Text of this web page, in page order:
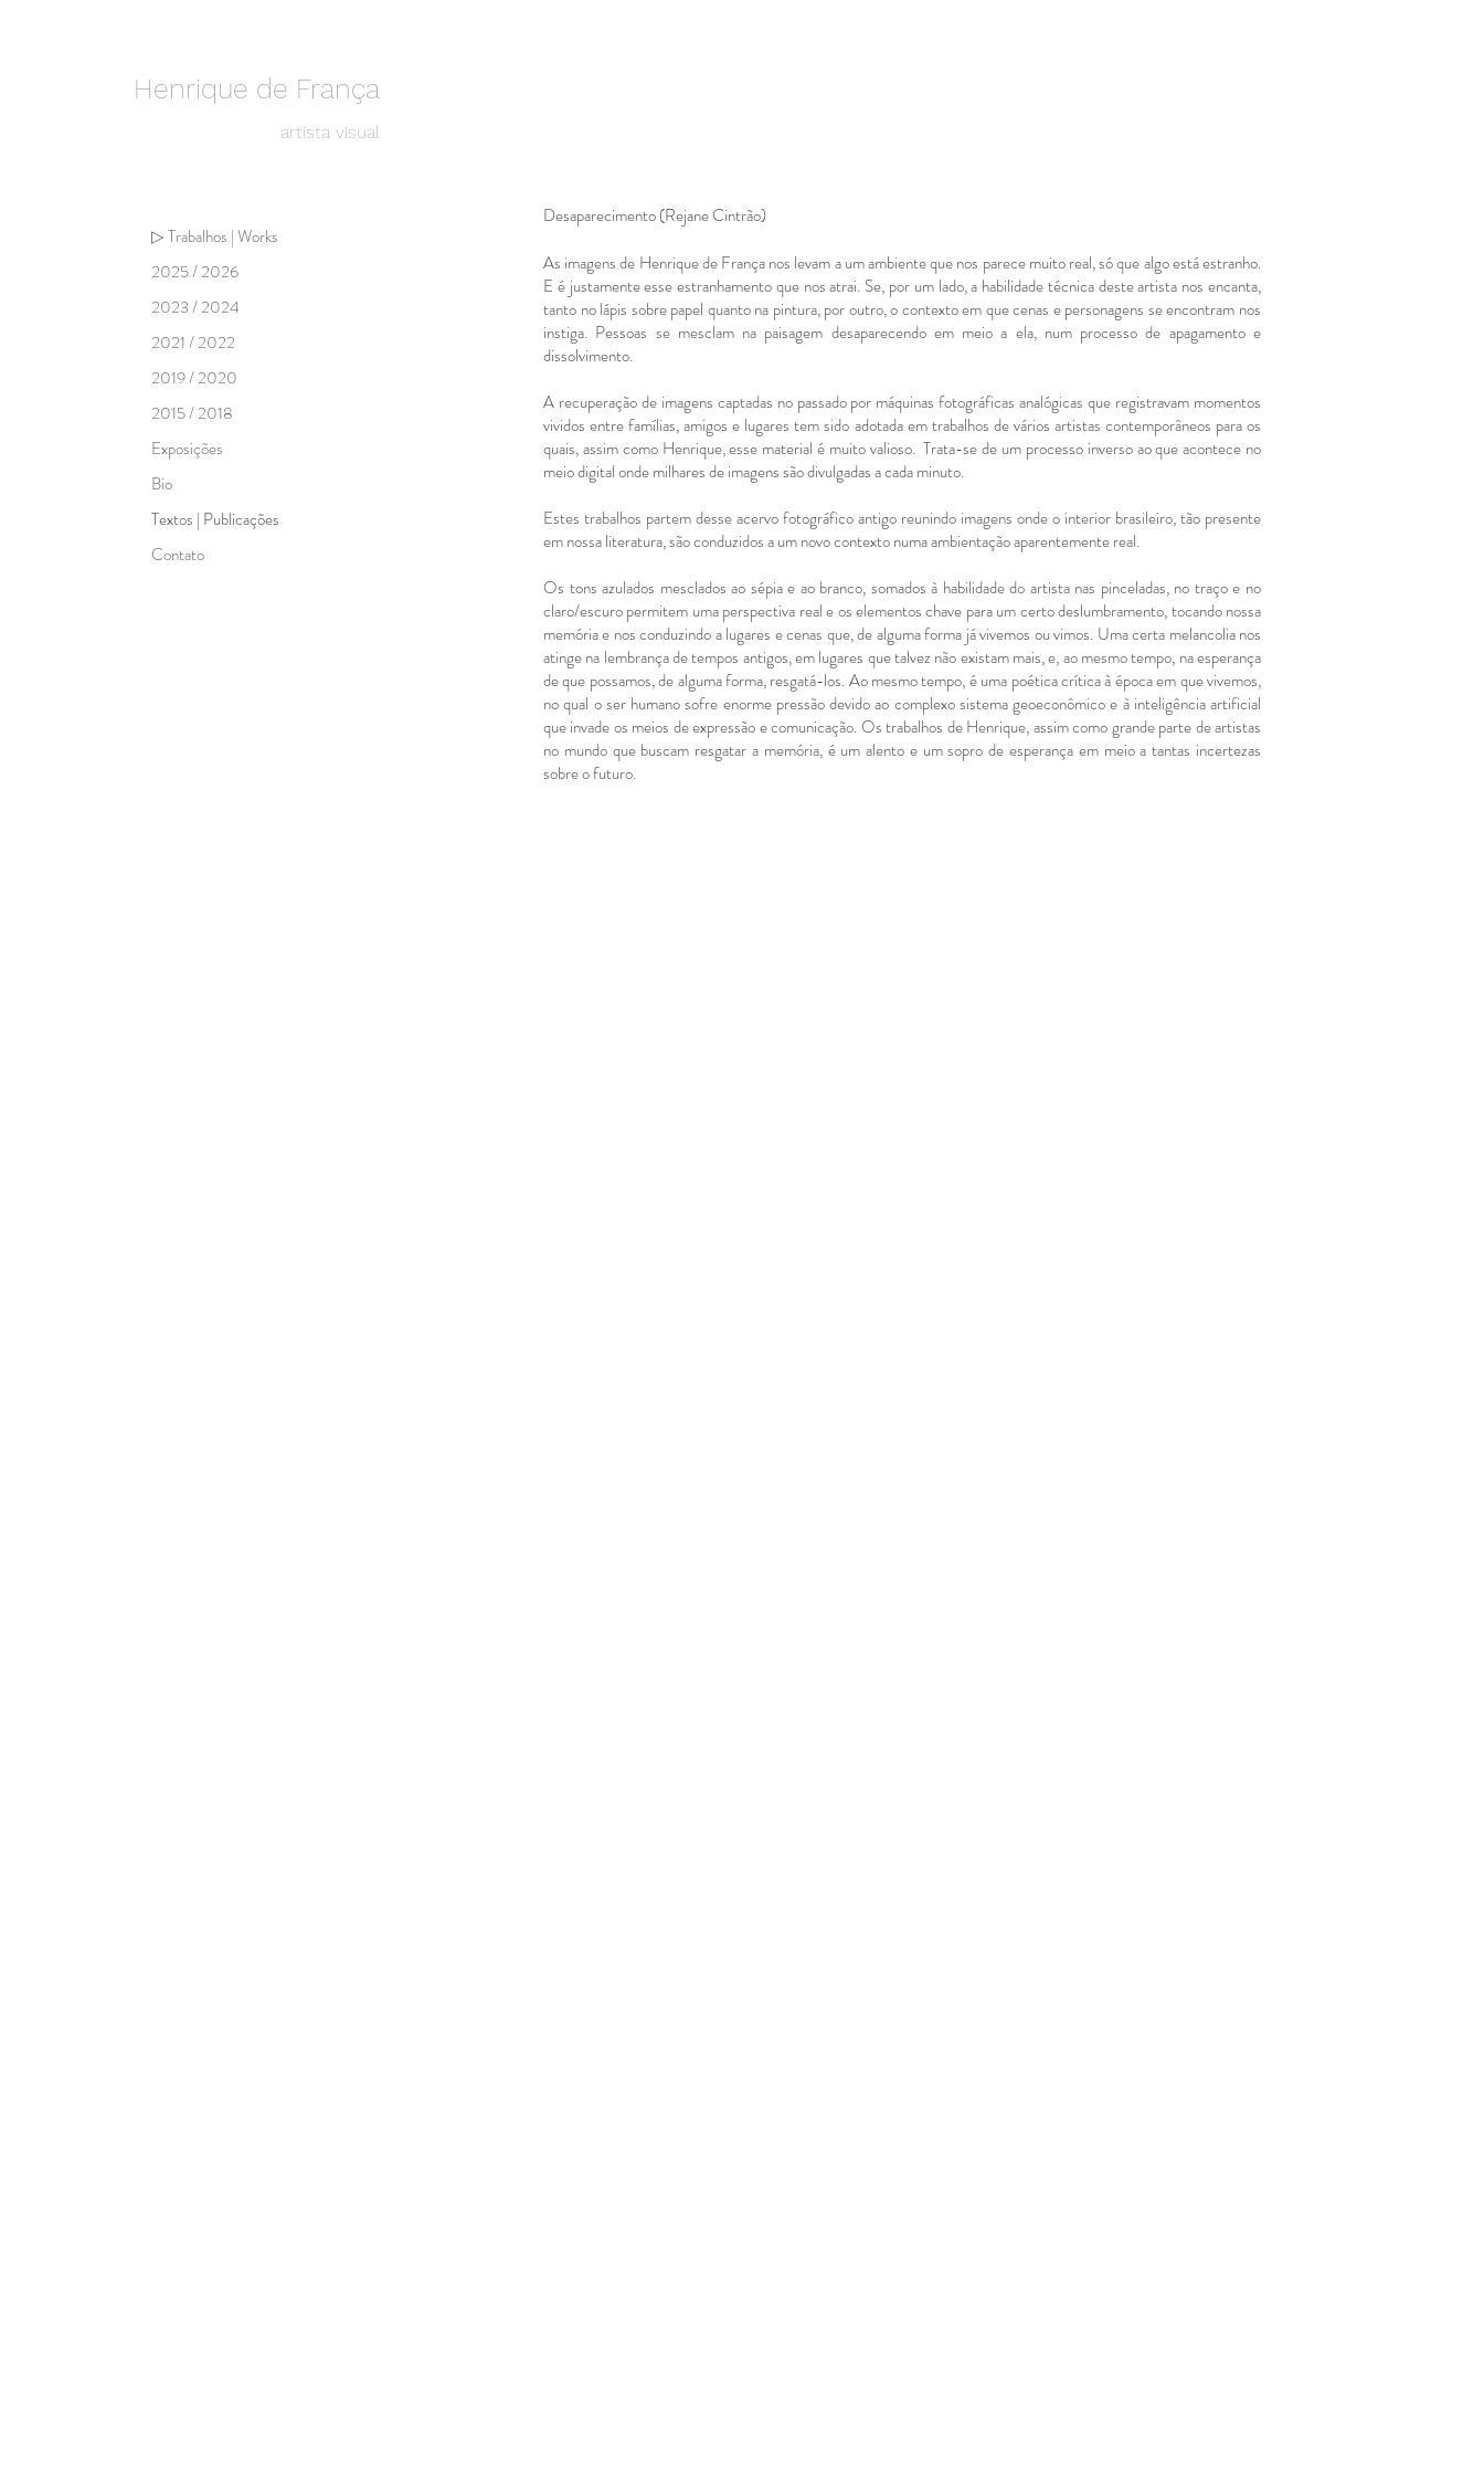
▷ Trabalhos | Works
2025 / 2026
2023 / 2024
2021 / 2022
2019 / 2020
2015 / 2018
Exposições
Bio
Textos | Publicações
Contato
Henrique de França
artista visual
Desaparecimento (Rejane Cintrão)
As imagens de Henrique de França nos levam a um ambiente que nos parece muito real, só que algo está estranho.
E é justamente esse estranhamento que nos atrai. Se, por um lado, a habilidade técnica deste artista nos encanta,
tanto no lápis sobre papel quanto na pintura, por outro, o contexto em que cenas e personagens se encontram nos
instiga. Pessoas se mesclam na paisagem desaparecendo em meio a ela, num processo de apagamento e
dissolvimento.
A recuperação de imagens captadas no passado por máquinas fotográficas analógicas que registravam momentos
vividos entre famílias, amigos e lugares tem sido adotada em trabalhos de vários artistas contemporâneos para os
quais, assim como Henrique, esse material é muito valioso. Trata-se de um processo inverso ao que acontece no
meio digital onde milhares de imagens são divulgadas a cada minuto.
Estes trabalhos partem desse acervo fotográfico antigo reunindo imagens onde o interior brasileiro, tão presente
em nossa literatura, são conduzidos a um novo contexto numa ambientação aparentemente real.
Os tons azulados mesclados ao sépia e ao branco, somados à habilidade do artista nas pinceladas, no traço e no
claro/escuro permitem uma perspectiva real e os elementos chave para um certo deslumbramento, tocando nossa
memória e nos conduzindo a lugares e cenas que, de alguma forma já vivemos ou vimos. Uma certa melancolia nos
atinge na lembrança de tempos antigos, em lugares que talvez não existam mais, e, ao mesmo tempo, na esperança
de que possamos, de alguma forma, resgatá-los. Ao mesmo tempo, é uma poética crítica à época em que vivemos,
no qual o ser humano sofre enorme pressão devido ao complexo sistema geoeconômico e à inteligência artificial
que invade os meios de expressão e comunicação. Os trabalhos de Henrique, assim como grande parte de artistas
no mundo que buscam resgatar a memória, é um alento e um sopro de esperança em meio a tantas incertezas
sobre o futuro.